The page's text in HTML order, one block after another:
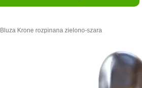
Bluza Krone rozpinana zielono-szara